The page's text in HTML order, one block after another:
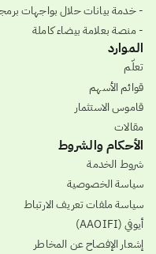
- خدمة بيانات حلال بواجهات
- منصة بعلامة بيضاء كاملة
الموارد
تعلّم
قوائم الأسهم
قاموس الاستثمار
مقالات
الأحكام والشروط
شروط الخدمة
سياسة الخصوصية
سياسة ملفات تعريف الارتباط
أيوفي (AAOIFI)
إشعار الإفصاح عن المخاطر